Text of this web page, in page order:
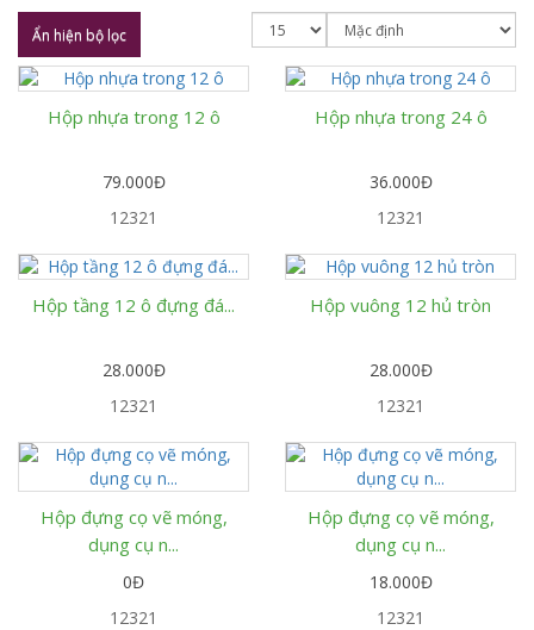
Ẩn hiện bộ lọc
Hộp nhựa trong 12 ô
79.000Đ
12321
Hộp nhựa trong 24 ô
36.000Đ
12321
Hộp tầng 12 ô đựng đá...
28.000Đ
12321
Hộp vuông 12 hủ tròn
28.000Đ
12321
Hộp đựng cọ vẽ móng,
dụng cụ n...
0Đ
12321
Hộp đựng cọ vẽ móng,
dụng cụ n...
18.000Đ
12321